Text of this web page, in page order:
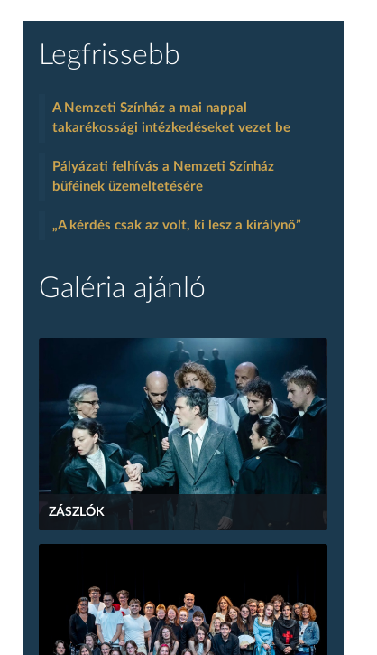
Legfrissebb
A Nemzeti Színház a mai nappal
takarékossági intézkedéseket vezet be
Pályázati felhívás a Nemzeti Színház
büféinek üzemeltetésére
„A kérdés csak az volt, ki lesz a királynő”
Galéria ajánló
ZÁSZLÓK